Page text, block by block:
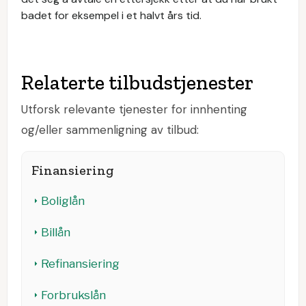
badet for eksempel i et halvt års tid.
Relaterte tilbudstjenester
Utforsk relevante tjenester for innhenting
og/eller sammenligning av tilbud:
Finansiering
Boliglån
Billån
Refinansiering
Forbrukslån